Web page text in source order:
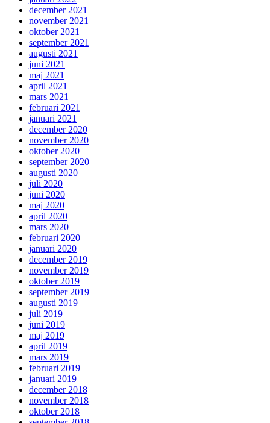
december 2021
november 2021
oktober 2021
september 2021
augusti 2021
juni 2021
maj 2021
april 2021
mars 2021
februari 2021
januari 2021
december 2020
november 2020
oktober 2020
september 2020
augusti 2020
juli 2020
juni 2020
maj 2020
april 2020
mars 2020
februari 2020
januari 2020
december 2019
november 2019
oktober 2019
september 2019
augusti 2019
juli 2019
juni 2019
maj 2019
april 2019
mars 2019
februari 2019
januari 2019
december 2018
november 2018
oktober 2018